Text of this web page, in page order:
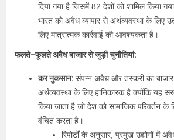
दिया गया है जिसमें 82 देशों को शामिल किया
भारत को अवैध व्यापार से अर्थव्यवस्था के लिए
लिए मात्रात्मक कार्रवाई की आवश्यकता है।
फलते-फूलते अवैध बाजार से जुड़ी चुनौतियां:
कर नुकसान: संपन्न अवैध और तस्करी का
अर्थव्यवस्था के लिए हानिकारक है क्योंकि यह
किया जाता है जो देश को सामाजिक परिवर्तन
वंचित करता है।
रिपोर्टों के अनुसार, प्रमुख उद्योगों में